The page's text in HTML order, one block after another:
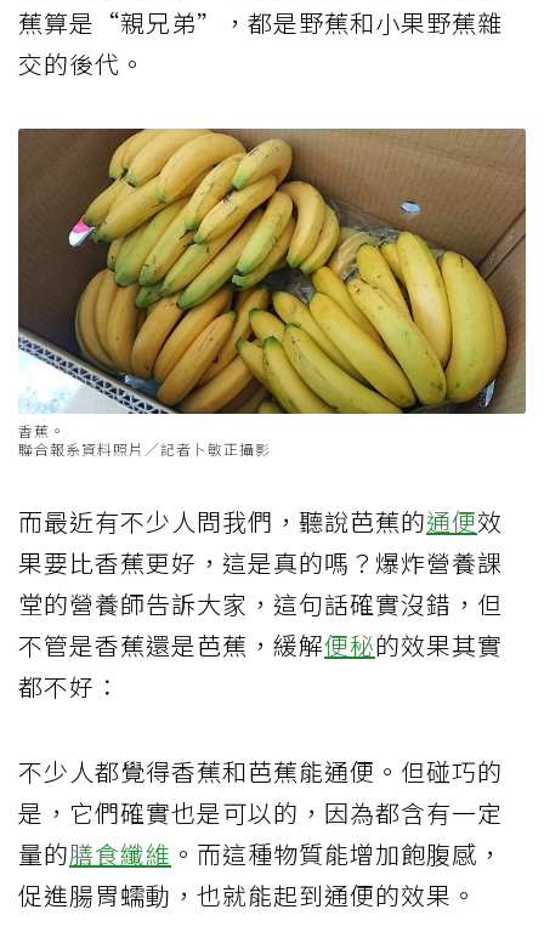
蕉算是“親兄弟”，都是野蕉和小果野蕉雜
交的後代。
香蕉。
聯合報系資料照片／記者卜敏正攝影
而最近有不少人問我們，聽說芭蕉的通便效
果要比香蕉更好，這是真的嗎？爆炸營養課
堂的營養師告訴大家，這句話確實沒錯，但
不管是香蕉還是芭蕉，緩解便秘的效果其實
都不好：
不少人都覺得香蕉和芭蕉能通便。但碰巧的
是，它們確實也是可以的，因為都含有一定
量的膳食纖維 。而這種物質能增加飽腹感，
促進腸胃蠕動，也就能起到通便的效果。